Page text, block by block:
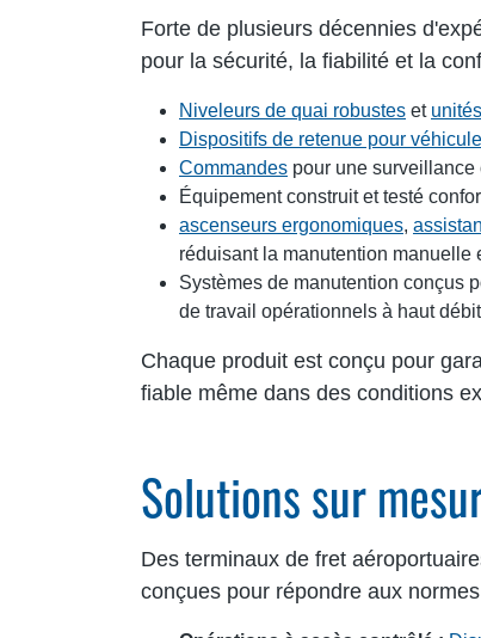
Forte de plusieurs décennies
pour la sécurité, la fiabilité et la
Niveleurs de quai robustes et
Dispositifs de retenue pour
Commandes pour une
Équipement construit et testé
ascenseurs ergonomiques,
réduisant la manutention manuelle
Systèmes de manutention conçus
de travail opérationnels à haut
Chaque produit est conçu pour
fiable même dans des conditions
Solutions sur
Des terminaux de fret
conçues pour répondre aux